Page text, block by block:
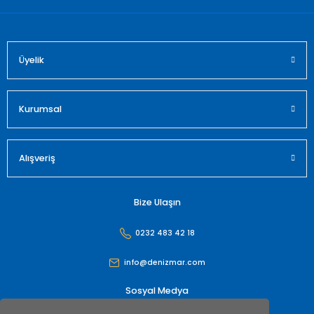
Üyelik
Kurumsal
Alışveriş
Bize Ulaşın
0232 483 42 18
info@denizmar.com
Sosyal Medya